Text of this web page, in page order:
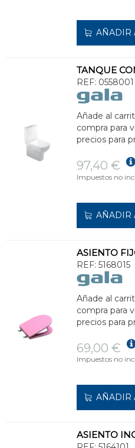
AÑADIR
REF: 0558001
Añade al
compra para
precios para
97,40 €
Impuestos no
AÑADIR
ASIENTO
REF: 5168015
Añade al
compra para
precios para
69,00 €
Impuestos no
AÑADIR